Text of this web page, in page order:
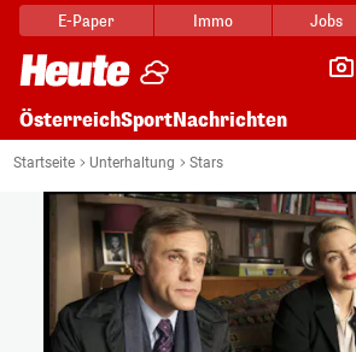
E-Paper Immo Jobs
ÖsterreichSportNachrichten
Startseite Unterhaltung Stars